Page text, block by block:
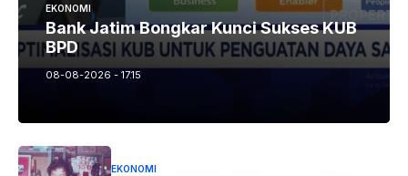
EKONOMI
Bank Jatim Bongkar Kunci Sukses KUB
BPD
08-08-2026 - 17.15
EKONOMI